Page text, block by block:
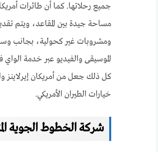
جميع رحلاتها. كما أن طائرات
مساحة جيدة بين المقاعد، ويتم
ومشروبات غير كحولية، بجانب
الموسيقى والفيديو عبر خدمة الواي
كل ذلك جعل من أمريكان إيرلاينز
خيارات الطيران الأمريكي.
شركة الخطوط الجوية